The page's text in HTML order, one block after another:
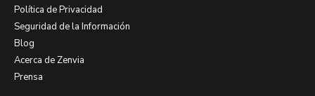
Política de Privacidad
Seguridad de la Información
Blog
Acerca de Zenvia
Prensa